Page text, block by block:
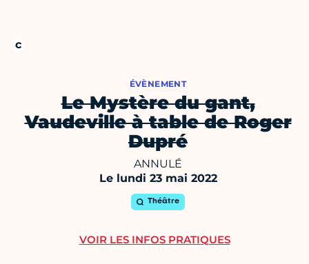
ÉVÈNEMENT
Le Mystère du gant,
Vaudeville à table de Roger
Dupré
ANNULÉ
Le lundi 23 mai 2022
Théâtre
VOIR LES INFOS PRATIQUES